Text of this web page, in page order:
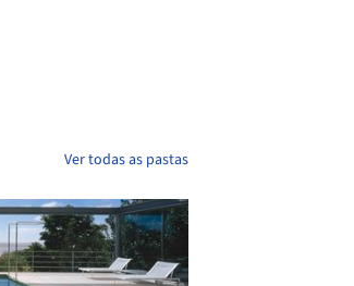
Ver todas as pastas